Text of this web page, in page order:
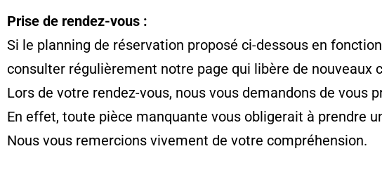
Prise de rendez-vous :
Si le planning de réservation proposé ci-dessous en
consulter régulièrement notre page qui libère de nouveaux
Lors de votre rendez-vous, nous vous demandons de
En effet, toute pièce manquante vous obligerait à prendre
Nous vous remercions vivement de votre compréhension.